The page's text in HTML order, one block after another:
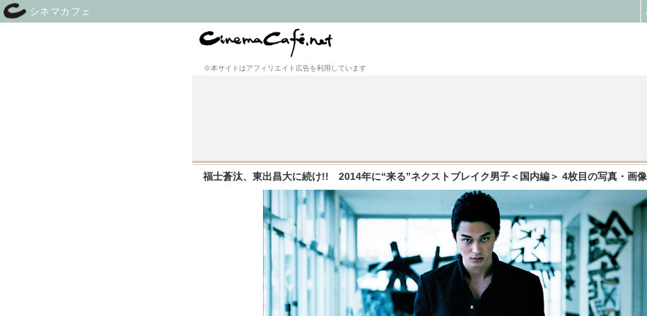
※本サイトはアフィリエイト広告を利用しています
福士蒼汰、東出昌大に続け!! 2014年に“来る”ネクストブレイク男子＜国内編＞ 4枚目の写真・画像
シネマカフェ